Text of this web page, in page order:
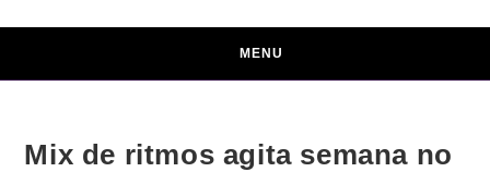
MENU
Mix de ritmos agita semana no